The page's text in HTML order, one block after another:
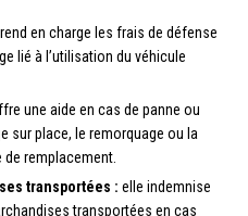
en charge les frais de défense
lié à l’utilisation du véhicule
une aide en cas de panne ou
sur place, le remorquage ou la
remplacement.
transportées : elle indemnise
transportées en cas